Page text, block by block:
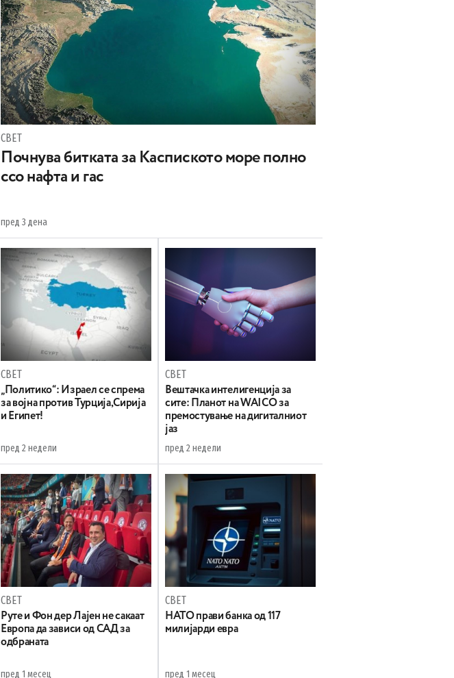
СВЕТ
Почнува битката за Каспиското море полно
ссо нафта и гас
пред 3 дена
СВЕТ
„Политико“: Израел се спрема
за војна против Турција,Сирија
и Египет!
пред 2 недели
СВЕТ
Вештачка интелигенција за
сите: Планот на WAICO за
премостување на дигиталниот
јаз
пред 2 недели
СВЕТ
Руте и Фон дер Лајен не сакаат
Европа да зависи од САД за
одбраната
пред 1 месец
СВЕТ
НАТО прави банка од 117
милијарди евра
пред 1 месец